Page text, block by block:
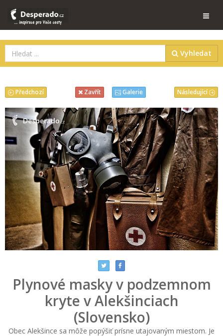
Vyhledat
Následující
Předchozí Zavřít Galerie
Plynové masky v podzemnom
kryte v Alekšinciach
(Slovensko)
Obec Alekšince sa môže popýšiť prísne utajovaným miestom. Je